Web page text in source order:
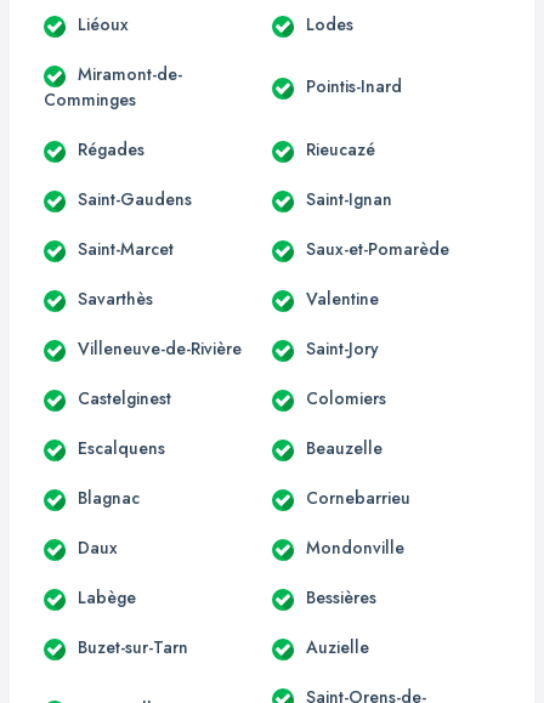
Liéoux Lodes
Miramont-de-
Comminges
Pointis-Inard
Régades Rieucazé
Saint-Gaudens Saint-Ignan
Saint-Marcet Saux-et-Pomarède
Savarthès Valentine
Villeneuve-de-Rivière Saint-Jory
Castelginest Colomiers
Escalquens Beauzelle
Blagnac Cornebarrieu
Daux Mondonville
Labège Bessières
Buzet-sur-Tarn Auzielle
Saint-Orens-de-